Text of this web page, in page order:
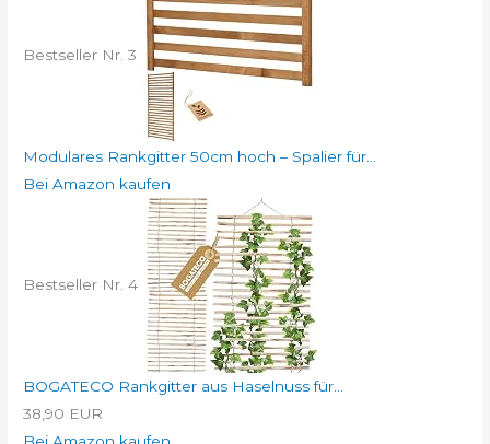
Bestseller Nr. 3
Modulares Rankgitter 50cm hoch – Spalier für...
Bei Amazon kaufen
Bestseller Nr. 4
BOGATECO Rankgitter aus Haselnuss für...
38,90 EUR
Bei Amazon kaufen